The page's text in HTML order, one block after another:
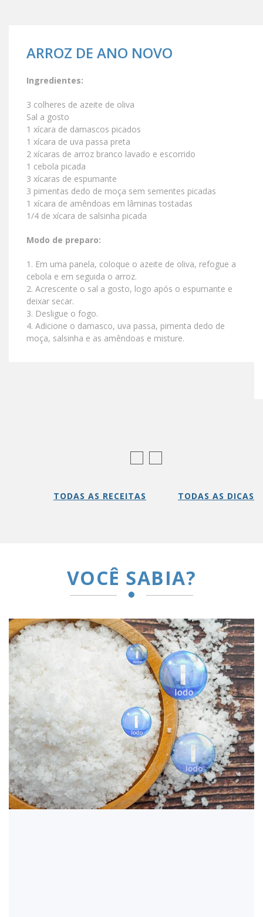
ARROZ DE ANO NOVO
Ingredientes:
3 colheres de azeite de oliva
Sal a gosto
1 xícara de damascos picados
1 xícara de uva passa preta
2 xícaras de arroz branco lavado e escorrido
1 cebola picada
3 xícaras de espumante
3 pimentas dedo de moça sem sementes picadas
1 xícara de amêndoas em lâminas tostadas
1/4 de xícara de salsinha picada
Modo de preparo:
1. Em uma panela, coloque o azeite de oliva, refogue a
cebola e em seguida o arroz.
2. Acrescente o sal a gosto, logo após o espumante e
deixar secar.
3. Desligue o fogo.
4. Adicione o damasco, uva passa, pimenta dedo de
moça, salsinha e as amêndoas e misture.
TODAS AS RECEITAS TODAS AS DICAS
VOCÊ SABIA?